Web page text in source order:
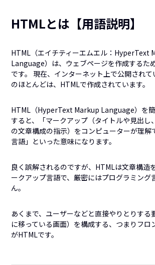
HTMLとは【用語説明】
HTML（エイチティーエムエル：HyperText
Language）は、ウェブページを作成するた
です。 現在、インターネット上で公開され
のほとんどは、HTMLで作成されています。
HTML（HyperText Markup Language）を
すると、「マークアップ（タイトルや見出し
の文章構成の指示）をコンピューターが理解
言語」といった意味になります。
良く誤解されるのですが、HTMLは文章構造
ークアップ言語で、厳密にはプログラミング
ん。
あくまで、ユーザーなどと直接やりとりする
に移っている画面）を構成する、つまりフロ
がHTMLです。